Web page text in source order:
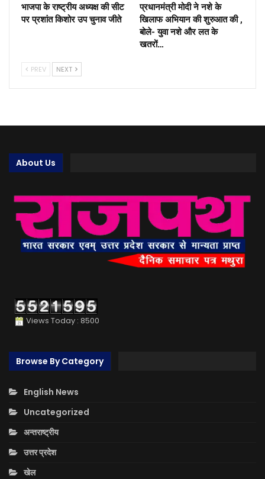
भाजपा के राष्ट्रीय अध्यक्ष की सीट
पर प्रशांत किशोर उप चुनाव जीते
प्रधानमंत्री मोदी ने नशे के
खिलाफ अभियान की शुरुआत की ,
बोले- युवा नशे और लत के
खतरों…
PREV NEXT
About Us
Views Today : 8500
Browse By Category
English News
Uncategorized
अन्तराष्ट्रीय
उत्तर प्रदेश
खेल